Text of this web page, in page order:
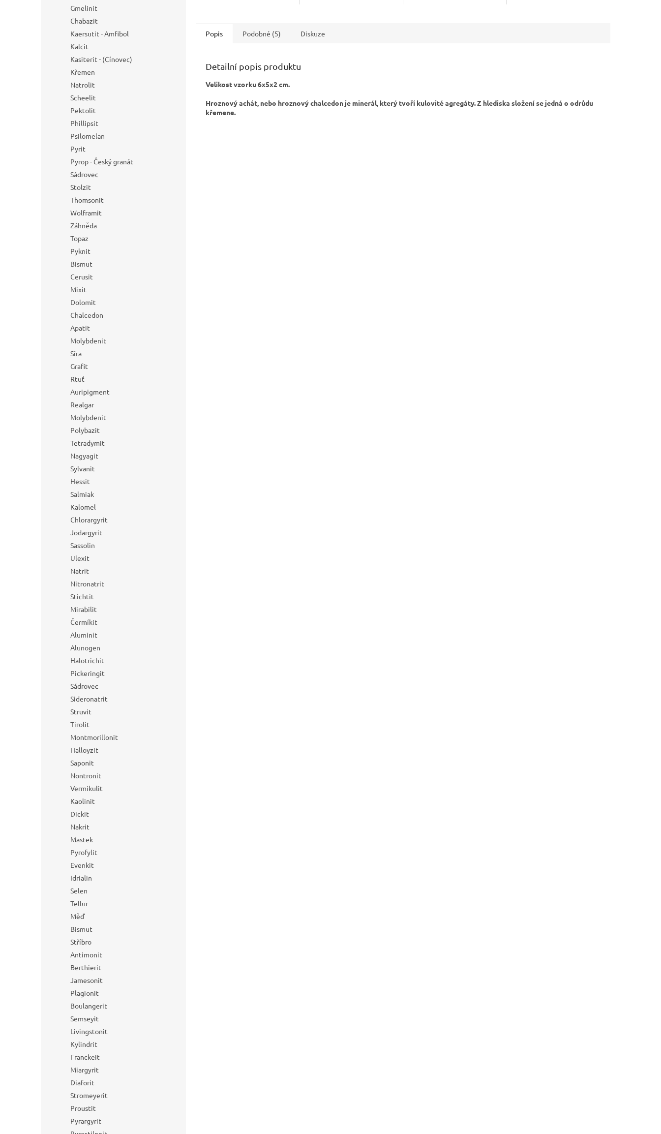
Gmelinit
Chabazit
Kaersutit - Amfibol
Kalcit
Kasiterit - (Cínovec)
Křemen
Natrolit
Scheelit
Pektolit
Phillipsit
Psilomelan
Pyrit
Pyrop - Český granát
Sádrovec
Stolzit
Thomsonit
Wolframit
Záhněda
Topaz
Pyknit
Bismut
Cerusit
Mixit
Dolomit
Chalcedon
Apatit
Molybdenit
Síra
Grafit
Rtuť
Auripigment
Realgar
Molybdenit
Polybazit
Tetradymit
Nagyagit
Sylvanit
Hessit
Salmiak
Kalomel
Chlorargyrit
Jodargyrit
Sassolin
Ulexit
Natrit
Nitronatrit
Stichtit
Mirabilit
Čermíkit
Aluminit
Alunogen
Halotrichit
Pickeringit
Sádrovec
Sideronatrit
Struvit
Tirolit
Montmorillonit
Halloyzit
Saponit
Nontronit
Vermikulit
Kaolinit
Dickit
Nakrit
Mastek
Pyrofylit
Evenkit
Idrialin
Selen
Tellur
Měď
Bismut
Stříbro
Antimonit
Berthierit
Jamesonit
Plagionit
Boulangerit
Semseyit
Livingstonit
Kylindrit
Franckeit
Miargyrit
Diaforit
Stromeyerit
Proustit
Pyrargyrit
Popis Podobné (5) Diskuze
Detailní popis produktu
Velikost vzorku 6x5x2 cm.
Hroznový achát, nebo hroznový chalcedon je minerál, který tvoří kulovité agregáty. Z hlediska složení se jedná o odrůdu
křemene.